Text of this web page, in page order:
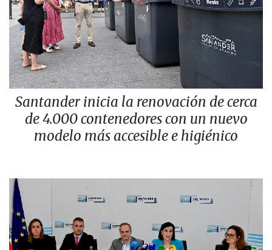
Santander inicia la renovación de cerca
de 4.000 contenedores con un nuevo
modelo más accesible e higiénico